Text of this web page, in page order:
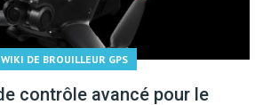
WIKI DE BROUILLEUR GPS
contrôle avancé pour le